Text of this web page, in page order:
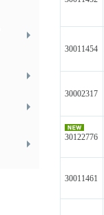
30011454
30002317
30122776
30011461